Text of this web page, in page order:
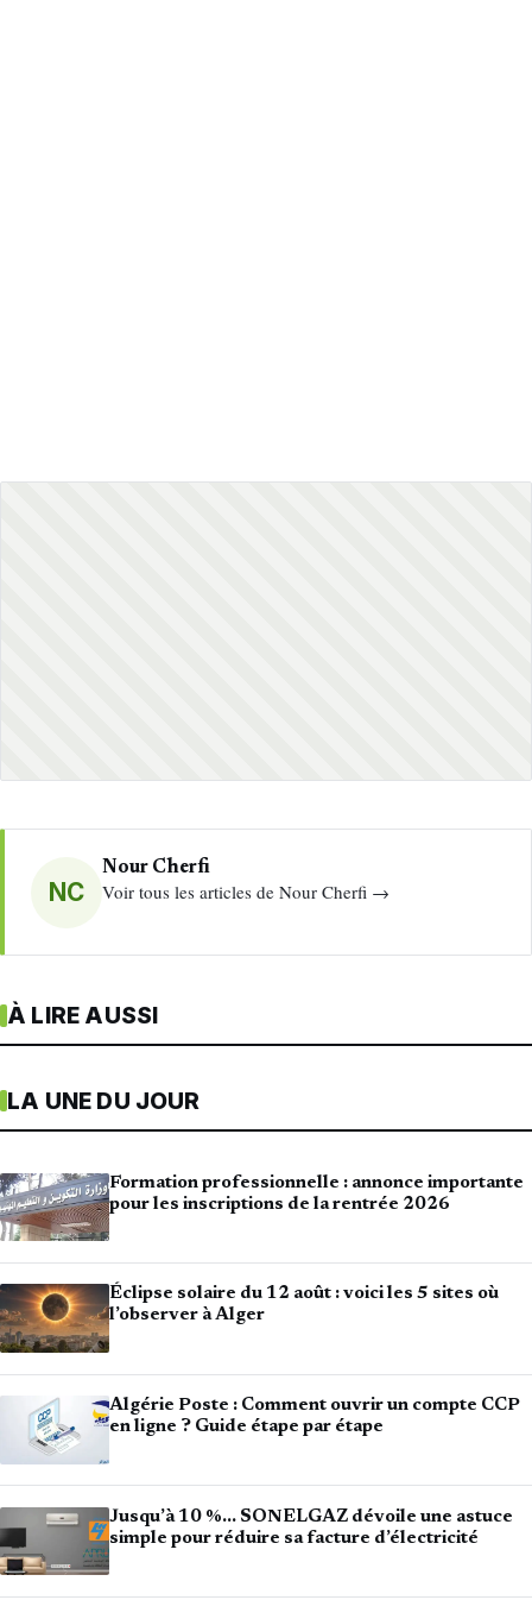
NC
Nour Cherfi
Voir tous les articles de Nour Cherfi →
À LIRE AUSSI
LA UNE DU JOUR
Formation professionnelle : annonce importante
pour les inscriptions de la rentrée 2026
Éclipse solaire du 12 août : voici les 5 sites où
l’observer à Alger
Algérie Poste : Comment ouvrir un compte CCP
en ligne ? Guide étape par étape
Jusqu’à 10 %… SONELGAZ dévoile une astuce
simple pour réduire sa facture d’électricité